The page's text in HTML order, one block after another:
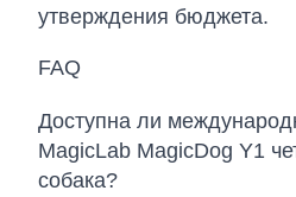
утверждения бюджета.
FAQ
Доступна ли
MagicLab MagicDog Y1
собака?